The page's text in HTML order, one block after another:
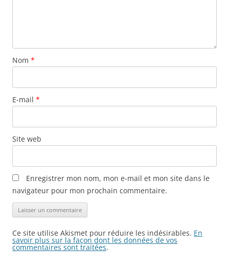
Nom *
E-mail *
Site web
Enregistrer mon nom, mon e-mail et mon site dans le
navigateur pour mon prochain commentaire.
Ce site utilise Akismet pour réduire les indésirables. En
savoir plus sur la façon dont les données de vos
commentaires sont traitées.